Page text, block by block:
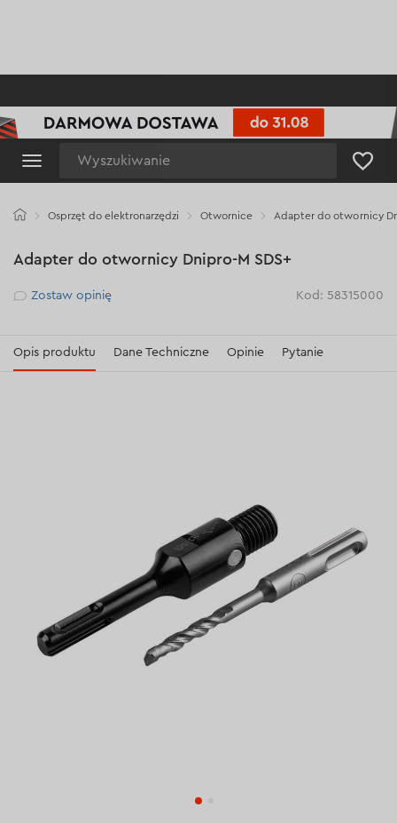
Osprzęt do elektronarzędzi Otwornice Adapter do otwornicy
Adapter do otwornicy Dnipro-M SDS+
Рейтинг
Zostaw opinię Kod: 58315000
Opis produktu Dane Techniczne Opinie Pytanie